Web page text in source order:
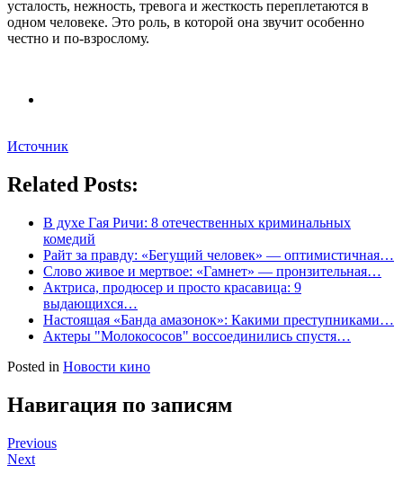
усталость, нежность, тревога и жесткость переплетаются в
одном человеке. Это роль, в которой она звучит особенно
честно и по-взрослому.
Источник
Related Posts:
В духе Гая Ричи: 8 отечественных криминальных
комедий
Райт за правду: «Бегущий человек» — оптимистичная…
Слово живое и мертвое: «Гамнет» — пронзительная…
Актриса, продюсер и просто красавица: 9
выдающихся…
Настоящая «Банда амазонок»: Какими преступниками…
Актеры "Молокососов" воссоединились спустя…
Posted in Новости кино
Навигация по записям
Previous
Next